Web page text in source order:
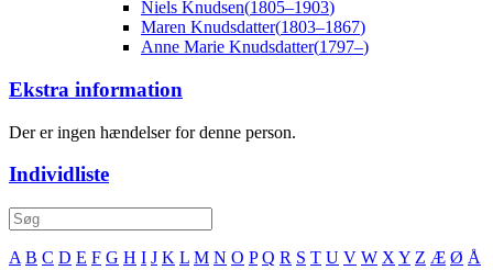
Niels Knudsen(1805–1903)
Maren Knudsdatter(1803–1867)
Anne Marie Knudsdatter(1797–)
Ekstra information
Der er ingen hændelser for denne person.
Individliste
A B C D E F G H I J K L M N O P Q R S T U V W X Y Z Æ Ø Å